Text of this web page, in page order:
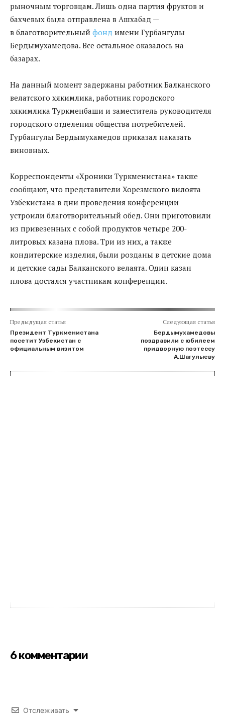
рыночным торговцам. Лишь одна партия фруктов и
бахчевых была отправлена в Ашхабад —
в благотворительный фонд имени Гурбангулы
Бердымухамедова. Все остальное оказалось на
базарах.
На данный момент задержаны работник Балканского
велатского хякимлика, работник городского
хякимлика Туркменбаши и заместитель руководителя
городского отделения общества потребителей.
Гурбангулы Бердымухамедов приказал наказать
виновных.
Корреспонденты «Хроники Туркменистана» также
сообщают, что представители Хорезмского вилоята
Узбекистана в дни проведения конференции
устроили благотворительный обед. Они приготовили
из привезенных с собой продуктов четыре 200-
литровых казана плова. Три из них, а также
кондитерские изделия, были розданы в детские дома
и детские сады Балканского велаята. Один казан
плова достался участникам конференции.
Предыдущая статья
Президент Туркменистана
посетит Узбекистан с
официальным визитом
Следующая статья
Бердымухамедовы
поздравили с юбилеем
придворную поэтессу
А.Шагулыеву
6 комментарии
Отслеживать